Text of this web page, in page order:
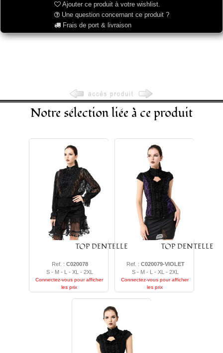
Ajouter ce produit à votre wishlist.
Une question concernant ce produit ?
Frais de port & livraison
Notre sélection liée à ce produit
TOP DENTELLE
Ref. : C020078
S - M - L - XL - 2XL
Connectez-vous pour afficher
les prix
TOP DENTELLE
Ref. : C020079-VIOLET
S - M - L - XL - 2XL
Connectez-vous pour afficher
les prix